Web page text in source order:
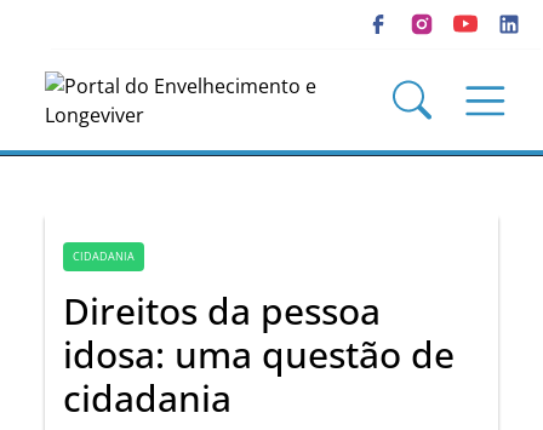
CIDADANIA
Direitos da pessoa
idosa: uma questão de
cidadania